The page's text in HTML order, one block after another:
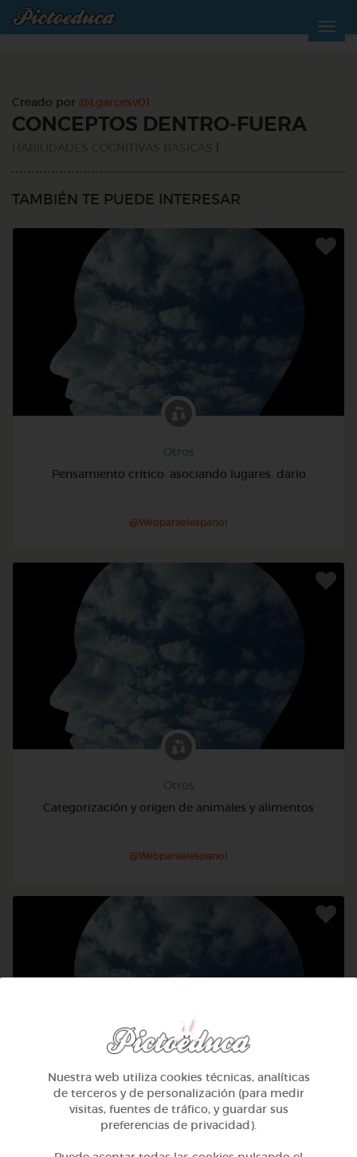
Creado por @Lgarcesv01
CONCEPTOS DENTRO-FUERA
TAMBIÉN TE PUEDE INTERESAR
Otros
Pensamiento crítico: asociando lugares. darío
@Webparaelespanol
Otros
Categorización y origen de animales y alimentos
@Webparaelespanol
Otros
Nuestra web utiliza cookies técnicas, analíticas
de terceros y de personalización (para medir
visitas, fuentes de tráfico, y guardar sus
preferencias de privacidad).